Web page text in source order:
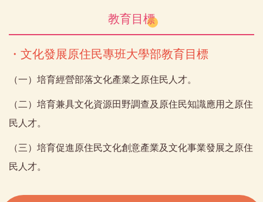
教育目標
・文化發展原住民專班大學部教育目標
（一）培育經營部落文化產業之原住民人才。
（二）培育兼具文化資源田野調查及原住民知識應用之原住
民人才。
（三）培育促進原住民文化創意產業及文化事業發展之原住
民人才。